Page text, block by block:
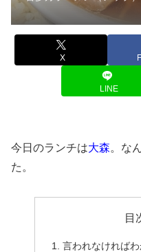
X
LINE
今日のランチは大森。な
た。
目
言われなければ